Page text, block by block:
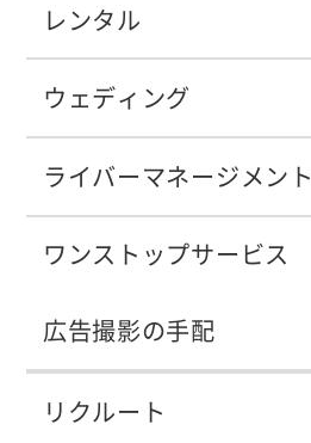
レンタル
ウェディング
ライバーマネージメント
ワンストップサービス
広告撮影の手配
リクルート